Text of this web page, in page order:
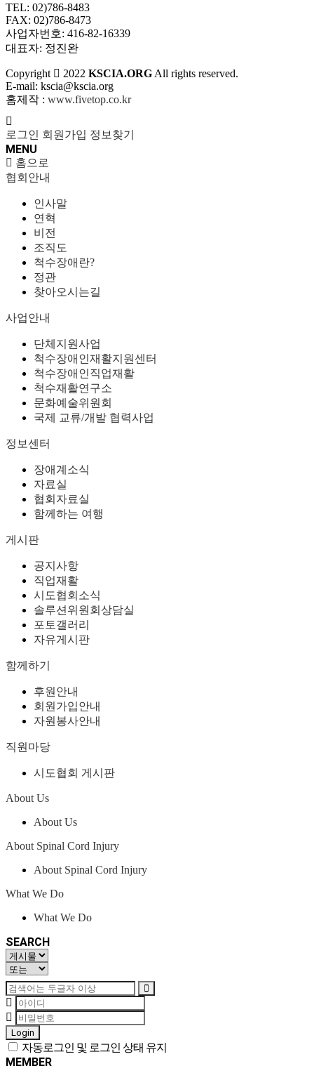
TEL: 02)786-8483
FAX: 02)786-8473
사업자번호: 416-82-16339
대표자: 정진완
Copyright 2022 KSCIA.ORG All rights reserved.
E-mail: kscia@kscia.org
홈제작 : www.fivetop.co.kr
로그인 회원가입 정보찾기
MENU
홈으로
협회안내
인사말
연혁
비전
조직도
척수장애란?
정관
찾아오시는길
사업안내
단체지원사업
척수장애인재활지원센터
척수장애인직업재활
척수재활연구소
문화예술위원회
국제 교류/개발 협력사업
정보센터
장애계소식
자료실
협회자료실
함께하는 여행
게시판
공지사항
직업재활
시도협회소식
솔루션위원회상담실
포토갤러리
자유게시판
함께하기
후원안내
회원가입안내
자원봉사안내
직원마당
시도협회 게시판
About Us
About Us
About Spinal Cord Injury
About Spinal Cord Injury
What We Do
What We Do
SEARCH
Login
자동로그인 및 로그인 상태 유지
MEMBER